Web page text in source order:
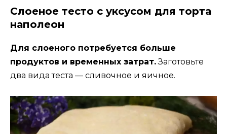
Слоеное тесто с уксусом для торта
наполеон
Для слоеного потребуется больше
продуктов и временных затрат.Заготовьте
два вида теста — сливочное и яичное.